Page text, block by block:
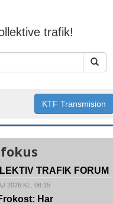
trafik!
KTF Transmision
TRAFIK FORUM
2026 KL. 08:15
Har